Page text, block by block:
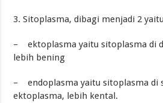
3. Sitoplasma, dibagi menjadi 2 yaitu
– ektoplasma yaitu sitoplasma di
lebih bening
– endoplasma yaitu sitoplasma di
ektoplasma, lebih kental.